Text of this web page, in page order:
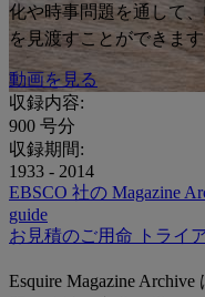
化や時事問題を通して
を見渡すことができます
動画を見る
収録内容:
900 号分
収録期間:
1933 - 2014
EBSCO 社の Magazine
guide
お見積のご用命
トライ
Esquire Magazine